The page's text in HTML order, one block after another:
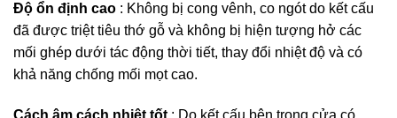
Độ ổn định cao : Không bị cong vênh, co ngót do kết cấu
đã được triệt tiêu thớ gỗ và không bị hiện tượng hở các
mối ghép dưới tác động thời tiết, thay đổi nhiệt độ và có
khả năng chống mối mọt cao.